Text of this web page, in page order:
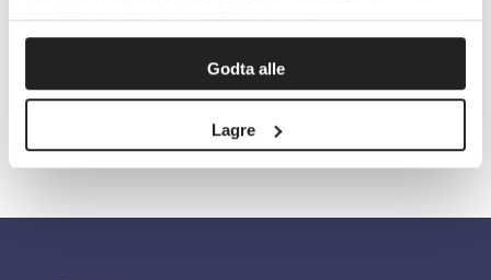
innsikt som gjør at vi kan forbedre oss.
Godta alle
Lagre
Tidsskrift for Norsk psykologforening 2016